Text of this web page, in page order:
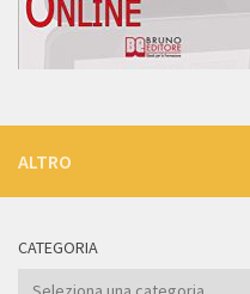
ALTRO
CATEGORIA
Categoria